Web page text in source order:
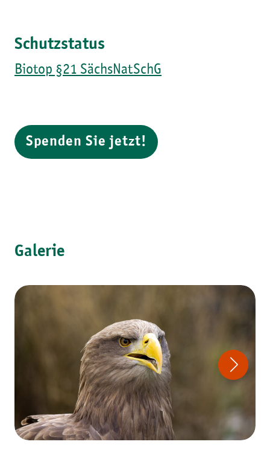
Schutzstatus
Biotop §21 SächsNatSchG
Spenden Sie jetzt!
Galerie